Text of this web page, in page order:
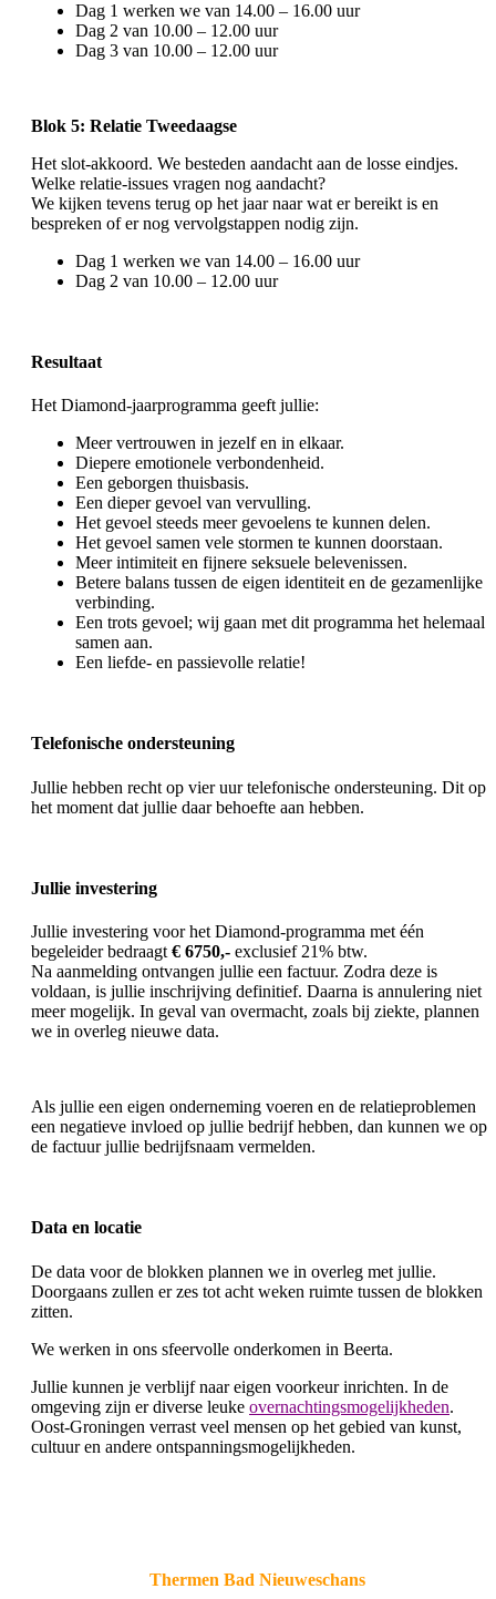
Dag 1 werken we van 14.00 – 16.00 uur
Dag 2 van 10.00 – 12.00 uur
Dag 3 van 10.00 – 12.00 uur
Blok 5: Relatie Tweedaagse
Het slot-akkoord. We besteden aandacht aan de losse eindjes.
Welke relatie-issues vragen nog aandacht?
We kijken tevens terug op het jaar naar wat er bereikt is en
bespreken of er nog vervolgstappen nodig zijn.
Dag 1 werken we van 14.00 – 16.00 uur
Dag 2 van 10.00 – 12.00 uur
Resultaat
Het Diamond-jaarprogramma geeft jullie:
Meer vertrouwen in jezelf en in elkaar.
Diepere emotionele verbondenheid.
Een geborgen thuisbasis.
Een dieper gevoel van vervulling.
Het gevoel steeds meer gevoelens te kunnen delen.
Het gevoel samen vele stormen te kunnen doorstaan.
Meer intimiteit en fijnere seksuele belevenissen.
Betere balans tussen de eigen identiteit en de gezamenlijke
verbinding.
Een trots gevoel; wij gaan met dit programma het helemaal
samen aan.
Een liefde- en passievolle relatie!
Telefonische ondersteuning
Jullie hebben recht op vier uur telefonische ondersteuning. Dit op
het moment dat jullie daar behoefte aan hebben.
Jullie investering
Jullie investering voor het Diamond-programma met één
begeleider bedraagt € 6750,- exclusief 21% btw.
Na aanmelding ontvangen jullie een factuur. Zodra deze is
voldaan, is jullie inschrijving definitief. Daarna is annulering niet
meer mogelijk. In geval van overmacht, zoals bij ziekte, plannen
we in overleg nieuwe data.
Als jullie een eigen onderneming voeren en de relatieproblemen
een negatieve invloed op jullie bedrijf hebben, dan kunnen we op
de factuur jullie bedrijfsnaam vermelden.
Data en locatie
De data voor de blokken plannen we in overleg met jullie.
Doorgaans zullen er zes tot acht weken ruimte tussen de blokken
zitten.
We werken in ons sfeervolle onderkomen in Beerta.
Jullie kunnen je verblijf naar eigen voorkeur inrichten. In de
omgeving zijn er diverse leuke overnachtingsmogelijkheden.
Oost-Groningen verrast veel mensen op het gebied van kunst,
cultuur en andere ontspanningsmogelijkheden.
Thermen Bad Nieuweschans